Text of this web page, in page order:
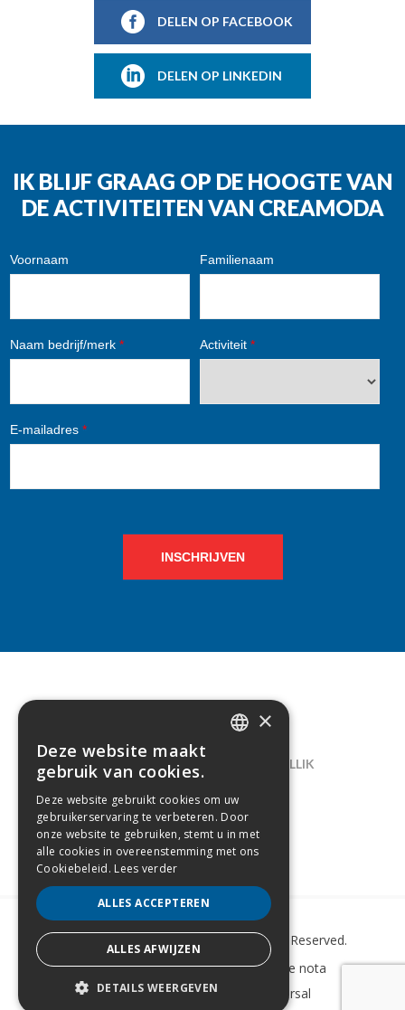
DELEN OP FACEBOOK
DELEN OP LINKEDIN
IK BLIJF GRAAG OP DE HOOGTE VAN
DE ACTIVITEITEN VAN CREAMODA
Voornaam Familienaam
Naam bedrijf/merk * Activiteit *
E-mailadres *
INSCHRIJVEN
CONTACT
LELIEGAARDE 22, B-1731 ZELLIK
02/238.10.11
INFO@CREAMODA.BE
BE0407.694.265
Copyright © 2022 Creamoda. All Rights Reserved.
Sitemap–Cookie Policy–Wettelijke nota
Website laten maken door Conversal
×
Deze website maakt
gebruik van cookies.
Deze website gebruikt cookies om uw
gebruikerservaring te verbeteren. Door
onze website te gebruiken, stemt u in met
alle cookies in overeenstemming met ons
Cookiebeleid. Lees verder
ALLES ACCEPTEREN
ALLES AFWIJZEN
DETAILS WEERGEVEN